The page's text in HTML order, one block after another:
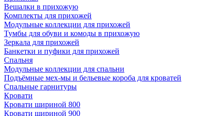
Вешалки в прихожую
Комплекты для прихожей
Модульные коллекции для прихожей
Тумбы для обуви и комоды в прихожую
Зеркала для прихожей
Банкетки и пуфики для прихожей
Спальня
Модульные коллекции для спальни
Подъёмные мех-мы и бельевые короба для кроватей
Спальные гарнитуры
Кровати
Кровати шириной 800
Кровати шириной 900